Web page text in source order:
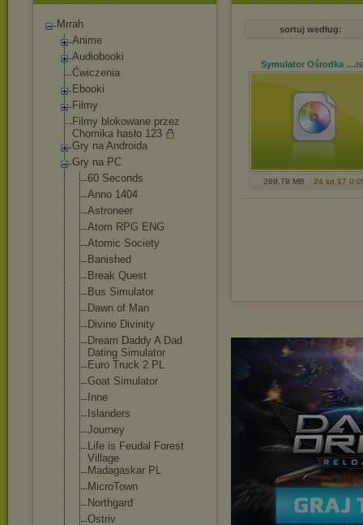
Mrrah
Anime
Audiobooki
Ćwiczenia
Ebooki
Filmy
Filmy blokowane przez
Chomika hasło 123
Gry na Androida
Gry na PC
60 Seconds
Anno 1404
Astroneer
Atom RPG ENG
Atomic Society
Banished
Break Quest
Bus Simulator
Dawn of Man
Divine Divinity
Dream Daddy A Dad
Dating Simulator
Euro Truck 2 PL
Goat Simulator
Inne
Islanders
Journey
Life is Feudal Forest
Village
Madagaskar PL
MicroTown
Northgard
Ostriv
sortuj według:
Symulator Ośrodka ...
269,78 MB 24 lut 17